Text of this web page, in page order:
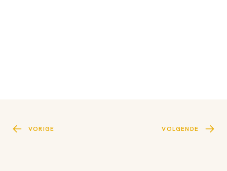
VORIGE VOLGENDE